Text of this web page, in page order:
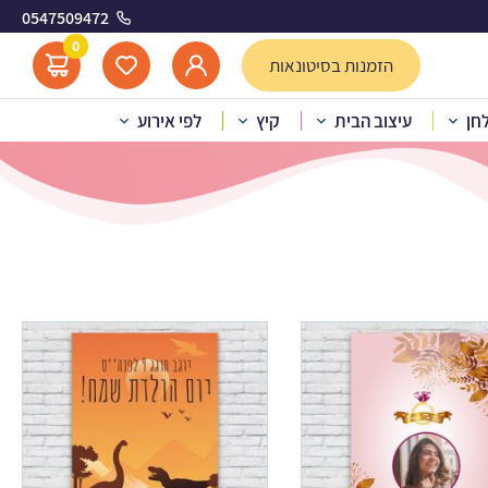
0547509472
הזמנות בסיטונאות
0
עיצוב הבית קיץ לפי אירוע